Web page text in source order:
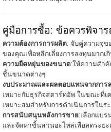
คู่มือการซื้อ: ข้อควรพิจา
ความต้องการการผลิต: จับคู่ความจุข
ของคุณเพื่อหลีกเลี่ยงการลงทุนมากเ
ความยืดหยุ่นของขนาด:ให้ความสำ
ชิ้นขนาดต่างๆ
งบประมาณและผลตอบแทนจากการ
เหมาะกับธุรกิจสตาร์ทอัพ ในขณะที่
เหมาะสมสำหรับการดำเนินการใน
การสนับสนุนหลังการขาย:เลือกแบ
และจัดหาชิ้นส่วนอะไหล่เพื่อลดระย